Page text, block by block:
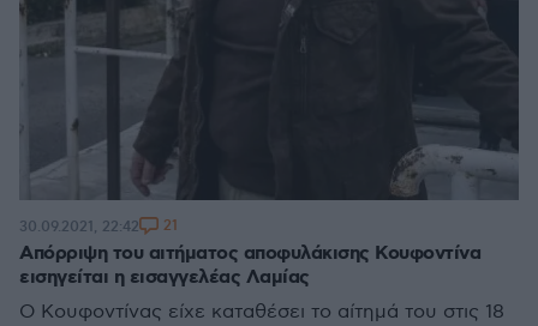
Απόρριψη του αιτήματος αποφυλάκισης Κουφοντίνα
εισηγείται η εισαγγελέας Λαμίας
Ο Κουφοντίνας είχε καταθέσει το αίτημά του στις 18
30.09.2021, 22:42 21